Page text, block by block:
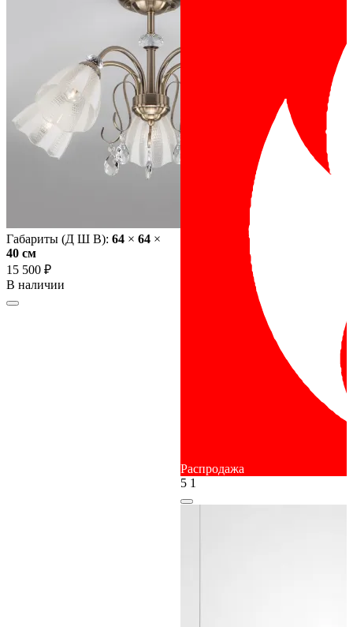
Габариты (Д Ш В): 64 × 64 ×
40 cм
15 500 ₽
В наличии
Распродажа
5 1